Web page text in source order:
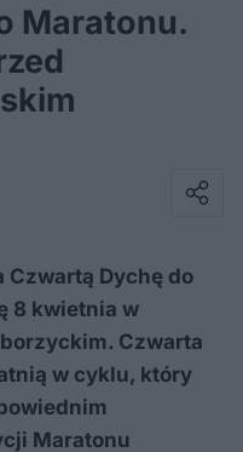
Maratonu.
Czwartą Dychę do
8 kwietnia w
Czwarta
w cyklu, który
Maratonu